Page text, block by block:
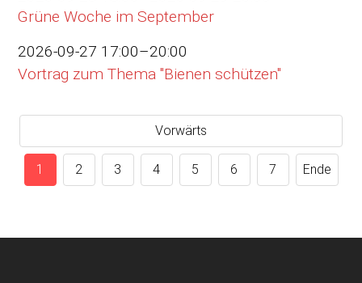
Grüne Woche im September
2026-09-27 17:00–20:00
Vortrag zum Thema "Bienen schützen"
Vorwärts
1 2 3 4 5 6 7 Ende